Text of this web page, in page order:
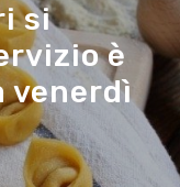
si
è
venerdì